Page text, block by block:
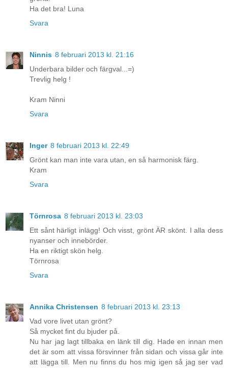
Ha det bra! Luna
Svara
Ninnis 8 februari 2013 kl. 21:16
Underbara bilder och färgval...=)
Trevlig helg !
Kram Ninni
Svara
Inger 8 februari 2013 kl. 22:49
Grönt kan man inte vara utan, en så harmonisk färg.
Kram
Svara
Törnrosa 8 februari 2013 kl. 23:03
Ett sånt härligt inlägg! Och visst, grönt ÄR skönt. I alla dess
nyanser och innebörder.
Ha en riktigt skön helg.
Törnrosa
Svara
Annika Christensen 8 februari 2013 kl. 23:13
Vad vore livet utan grönt?
Så mycket fint du bjuder på.
Nu har jag lagt tillbaka en länk till dig. Hade en innan men
det är som att vissa försvinner från sidan och vissa går inte
att lägga till. Men nu finns du hos mig igen så jag ser vad